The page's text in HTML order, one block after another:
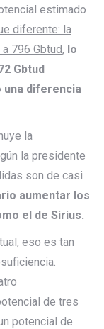
estimado
diferente: la
796 Gbtud, lo
Gbtud
diferencia
la
la presidente
son de casi
aumentar los
el de Sirius.
eso es tan
de tres
potencial de